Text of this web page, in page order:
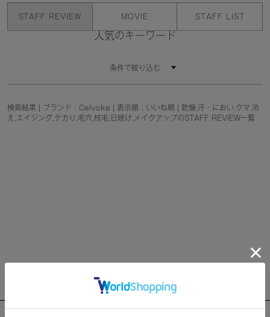
STAFF REVIEW MOVIE STAFF LIST
人気のキーワード
条件で絞り込む
検索結果 | ブランド：Celvoke | 表示順：いいね順 | 乾燥,汗・におい,クマ,冷
え,エイジング,テカり,毛穴,枝毛,日焼け,メイクアップのSTAFF REVIEW一覧